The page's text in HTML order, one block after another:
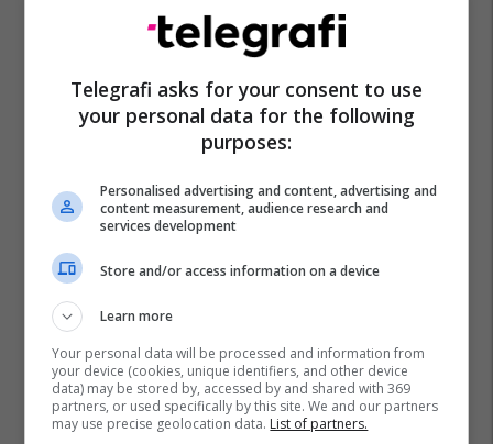
Telegrafi asks for your consent to use
your personal data for the following
purposes:
Personalised advertising and content, advertising and
content measurement, audience research and
services development
Store and/or access information on a device
Learn more
Your personal data will be processed and information from
your device (cookies, unique identifiers, and other device
data) may be stored by, accessed by and shared with 369
partners, or used specifically by this site. We and our partners
may use precise geolocation data. List of partners.